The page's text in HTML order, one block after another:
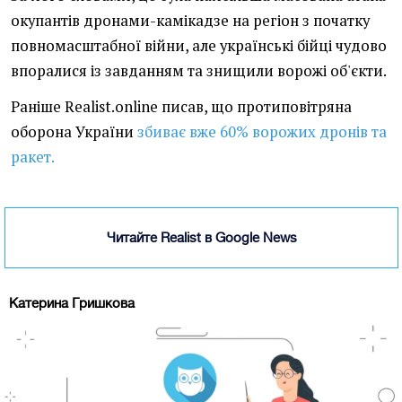
окупантів дронами-камікадзе на регіон з початку
повномасштабної війни, але українські бійці чудово
впоралися із завданням та знищили ворожі об'єкти.
Раніше Realist.online писав, що протиповітряна
оборона України збиває вже 60% ворожих дронів та
ракет.
Читайте Realist в Google News
Катерина Гришкова